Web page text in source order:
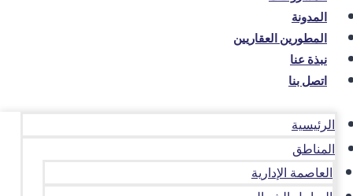
المدونة
المطورين العقاريين
نبذة عنا
اتصل بنا
الرئيسية
المناطق
العاصمة الإدارية